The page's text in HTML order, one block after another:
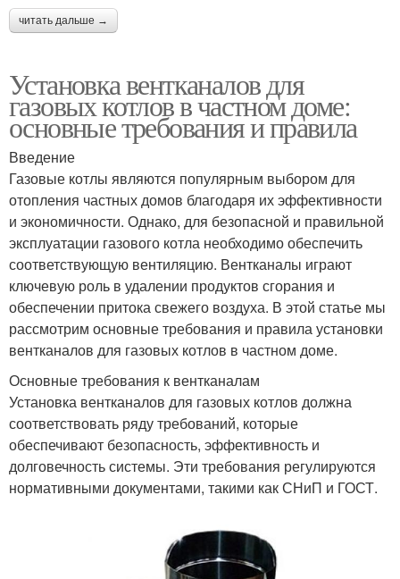
читать дальше →
Установка вентканалов для
газовых котлов в частном доме:
основные требования и правила
Введение
Газовые котлы являются популярным выбором для
отопления частных домов благодаря их эффективности
и экономичности. Однако, для безопасной и правильной
эксплуатации газового котла необходимо обеспечить
соответствующую вентиляцию. Вентканалы играют
ключевую роль в удалении продуктов сгорания и
обеспечении притока свежего воздуха. В этой статье мы
рассмотрим основные требования и правила установки
вентканалов для газовых котлов в частном доме.
Основные требования к вентканалам
Установка вентканалов для газовых котлов должна
соответствовать ряду требований, которые
обеспечивают безопасность, эффективность и
долговечность системы. Эти требования регулируются
нормативными документами, такими как СНиП и ГОСТ.